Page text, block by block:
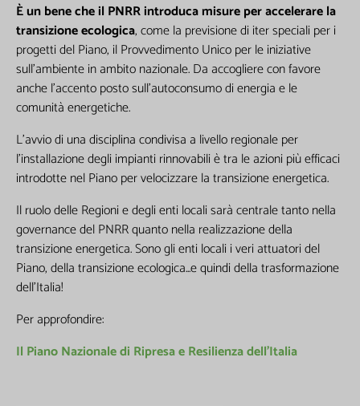
È un bene che il PNRR introduca misure per accelerare la
transizione ecologica, come la previsione di iter speciali per i
progetti del Piano, il Provvedimento Unico per le iniziative
sull’ambiente in ambito nazionale. Da accogliere con favore
anche l’accento posto sull’autoconsumo di energia e le
comunità energetiche.
L’avvio di una disciplina condivisa a livello regionale per
l’installazione degli impianti rinnovabili è tra le azioni più efficaci
introdotte nel Piano per velocizzare la transizione energetica.
Il ruolo delle Regioni e degli enti locali sarà centrale tanto nella
governance del PNRR quanto nella realizzazione della
transizione energetica. Sono gli enti locali i veri attuatori del
Piano, della transizione ecologica...e quindi della trasformazione
dell’Italia!
Per approfondire:
Il Piano Nazionale di Ripresa e Resilienza dell’Italia
Non inviamo spam! Leggi la nostra Informativa sulla
privacyper avere maggiori informazioni.